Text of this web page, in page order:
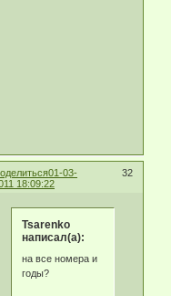
32
01-03-
18:09:22
Tsarenko
написал(а):
на все номера и
годы?